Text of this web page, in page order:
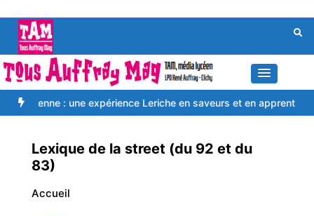
contenu
: une expérience Leriche en saveurs et en apprentissage Du
Lexique de la street (du 92 et du
83)
Accueil